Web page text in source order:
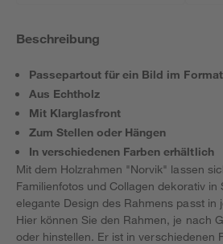
Beschreibung
Passepartout für ein Bild im
Aus Echtholz
Mit Klarglasfront
Zum Stellen oder Hängen
In verschiedenen Farben erhältlich
Mit dem Holzrahmen "Norvik" lassen
Familienfotos und Collagen dekorativ in
elegante Design des Rahmens passt in
Hier können Sie den Rahmen, je nach
oder hinstellen. Er ist in verschiedenen